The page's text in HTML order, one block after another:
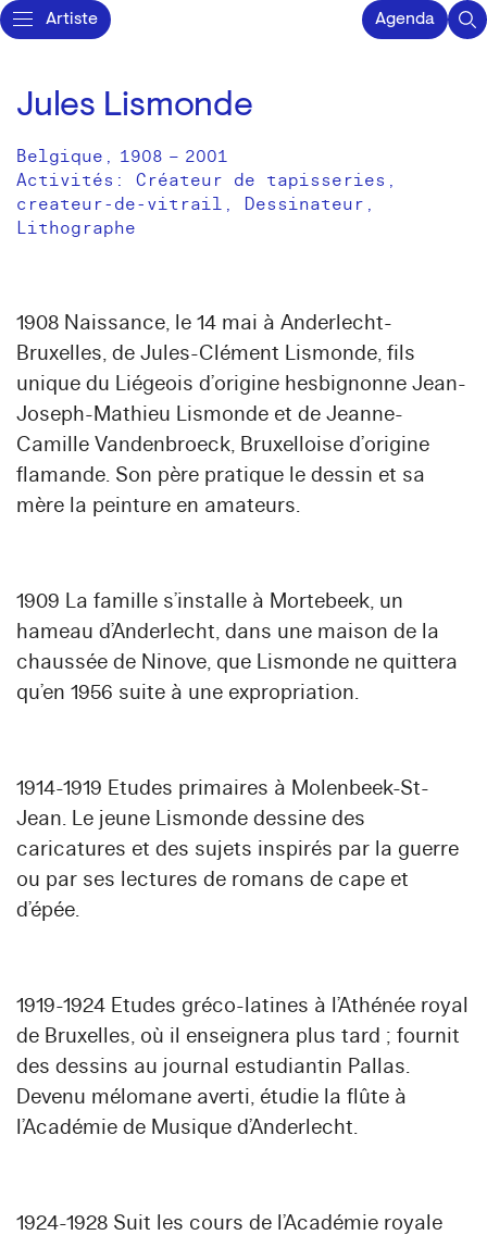
Artiste Agenda
Jules Lismonde
Belgique , 1908 – 2001
Activités: Créateur de tapisseries
createur-de-vitrail
Dessinateur
Lithographe
1908 Naissance, le 14 mai à Anderlecht-
Bruxelles, de Jules-Clément Lismonde, fils
unique du Liégeois d’origine hesbignonne Jean-
Joseph-Mathieu Lismonde et de Jeanne-
Camille Vandenbroeck, Bruxelloise d’origine
flamande. Son père pratique le dessin et sa
mère la peinture en amateurs.
1909 La famille s’installe à Mortebeek, un
hameau d’Anderlecht, dans une maison de la
chaussée de Ninove, que Lismonde ne quittera
qu’en 1956 suite à une expropriation.
1914-1919 Etudes primaires à Molenbeek-St-
Jean. Le jeune Lismonde dessine des
caricatures et des sujets inspirés par la guerre
ou par ses lectures de romans de cape et
d’épée.
1919-1924 Etudes gréco-latines à l’Athénée royal
de Bruxelles, où il enseignera plus tard ; fournit
des dessins au journal estudiantin Pallas.
Devenu mélomane averti, étudie la flûte à
l’Académie de Musique d’Anderlecht.
1924-1928 Suit les cours de l’Académie royale